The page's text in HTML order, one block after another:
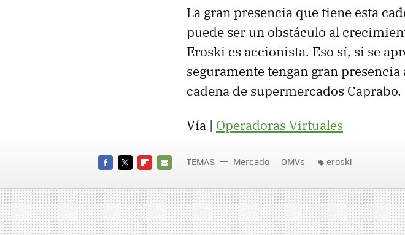
La gran presencia que tiene esta
puede ser un obstáculo al
Eroski es accionista. Eso sí, si se
seguramente tengan gran
cadena de supermercados Caprabo.
Vía | Operadoras Virtuales
MAIL
TEMAS Mercado OMVs eroski